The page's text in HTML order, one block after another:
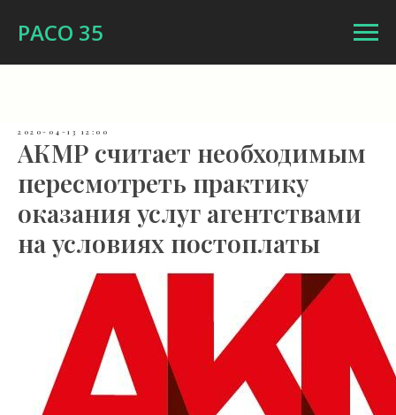
РАСО 35
2020-04-13 12:00
АКМР считает необходимым
пересмотреть практику
оказания услуг агентствами
на условиях постоплаты